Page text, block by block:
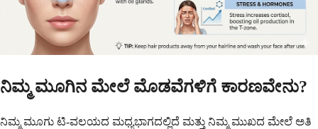
ನಿಮ್ಮ ಮೂಗಿನ ಮೇಲೆ ಮೊಡವೆಗಳಿಗೆ ಕಾರಣವೇನು?
ನಿಮ್ಮ ಮೂಗು ಟಿ-ವಲಯದ ಮಧ್ಯಭಾಗದಲ್ಲಿದೆ ಮತ್ತು ನಿಮ್ಮ ಮುಖದ ಮೇಲೆ ಅತಿ